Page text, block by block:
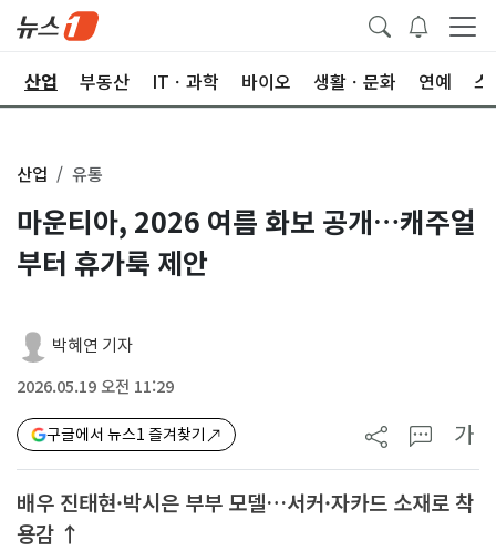
산업 부동산 ITㆍ과학 바이오 생활ㆍ문화 연예 스
산업 유통
마운티아, 2026 여름 화보 공개…캐주얼
부터 휴가룩 제안
박혜연 기자
2026.05.19 오전 11:29
구글에서 뉴스1 즐겨찾기 가
배우 진태현·박시은 부부 모델…서커·자카드 소재로 착
용감 ↑